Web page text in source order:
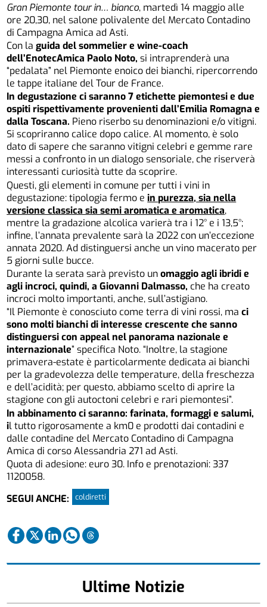
Gran Piemonte tour in… bianco, martedì 14 maggio alle
ore 20,30, nel salone polivalente del Mercato Contadino
di Campagna Amica ad Asti.
Con laguida del sommelier e wine-coach
dell’EnotecAmica Paolo Noto,si intraprenderà una
“pedalata” nel Piemonte enoico dei bianchi, ripercorrendo
le tappe italiane del Tour de France.
In degustazione ci saranno 7 etichette piemontesi e due
ospiti rispettivamente provenienti dall’Emilia Romagna e
dalla Toscana. Pieno riserbo su denominazioni e/o vitigni.
Si scopriranno calice dopo calice. Al momento, è solo
dato di sapere che saranno vitigni celebri e gemme rare
messi a confronto in un dialogo sensoriale, che riserverà
interessanti curiosità tutte da scoprire.
Questi, gli elementi in comune per tutti i vini in
degustazione: tipologia fermo ein purezza, sia nella
versione classica sia semi aromatica e aromatica,
mentre la gradazione alcolica varierà tra i 12° e i 13,5°;
infine, l’annata prevalente sarà la 2022 con un’eccezione
annata 2020. Ad distinguersi anche un vino macerato per
5 giorni sulle bucce.
Durante la serata sarà previsto unomaggio agli ibridi e
agli incroci, quindi, a Giovanni Dalmasso, che ha creato
incroci molto importanti, anche, sull’astigiano.
“Il Piemonte è conosciuto come terra di vini rossi, maci
sono molti bianchi di interesse crescente che sanno
distinguersi con appeal nel panorama nazionale e
internazionale” specifica Noto. “Inoltre, la stagione
primavera-estate è particolarmente dedicata ai bianchi
per la gradevolezza delle temperature, della freschezza
e dell’acidità; per questo, abbiamo scelto di aprire la
stagione con gli autoctoni celebri e rari piemontesi”.
In abbinamento ci saranno: farinata, formaggi e salumi,
il tutto rigorosamente a km0 e prodotti dai contadini e
dalle contadine del Mercato Contadino di Campagna
Amica di corso Alessandria 271 ad Asti.
Quota di adesione: euro 30. Info e prenotazioni: 337
1120058.
SEGUI ANCHE:
coldiretti
Ultime Notizie